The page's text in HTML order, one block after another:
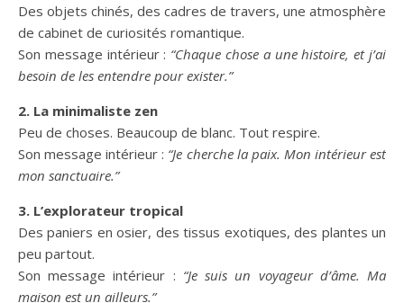
Des objets chinés, des cadres de travers, une atmosphère
de cabinet de curiosités romantique.
Son message intérieur : “Chaque chose a une histoire, et j’ai
besoin de les entendre pour exister.”
2. La minimaliste zen
Peu de choses. Beaucoup de blanc. Tout respire.
Son message intérieur : “Je cherche la paix. Mon intérieur est
mon sanctuaire.”
3. L’explorateur tropical
Des paniers en osier, des tissus exotiques, des plantes un
peu partout.
Son message intérieur : “Je suis un voyageur d’âme. Ma
maison est un ailleurs.”